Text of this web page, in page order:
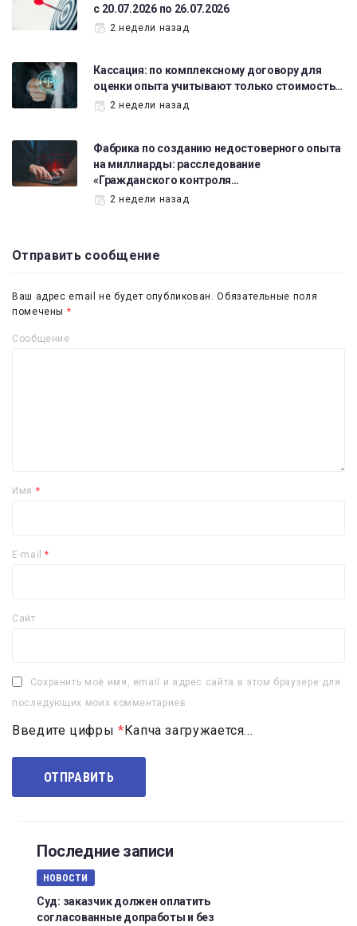
с 20.07.2026 по 26.07.2026
2 недели назад
Кассация: по комплексному договору для
оценки опыта учитывают только стоимость…
2 недели назад
Фабрика по созданию недостоверного опыта
на миллиарды: расследование
«Гражданского контроля…
2 недели назад
Отправить сообщение
Ваш адрес email не будет опубликован. Обязательные поля
помечены *
Сообщение
Имя *
E-mail*
Сайт
Сохранить моё имя, email и адрес сайта в этом браузере для
последующих моих комментариев.
Введите цифры * Капча загружается...
Последние записи
НОВОСТИ
Суд: заказчик должен оплатить
согласованные допработы и без